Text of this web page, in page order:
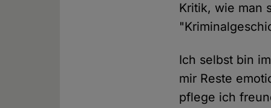
Kritik, wie man
Ich selbst bin
mir Reste
pflege ich